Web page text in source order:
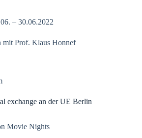
– 30.06.2022
mit Prof. Klaus Honnef
exchange an der UE Berlin
Movie Nights